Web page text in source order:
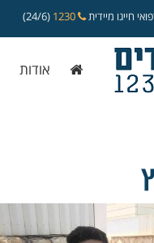
חייגו מיידית (24/6)
אודות